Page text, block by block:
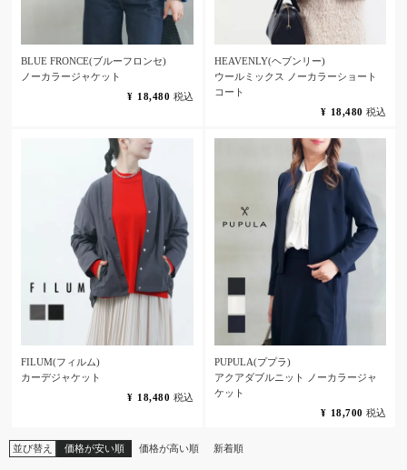
BLUE FRONCE(ブルーフロンセ)
ノーカラージャケット
¥ 18,480 税込
HEAVENLY(ヘブンリー)
ウールミックス ノーカラーショート
コート
¥ 18,480 税込
FILUM(フィルム)
カーデジャケット
¥ 18,480 税込
PUPULA(ププラ)
アクアダブルニット ノーカラージャ
ケット
¥ 18,700 税込
並び替え 価格が安い順 価格が高い順 新着順